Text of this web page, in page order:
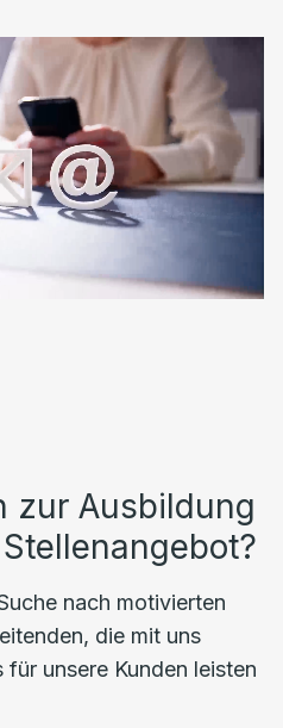
zur Ausbildung
nach motivierten
die mit uns
unsere Kunden leisten